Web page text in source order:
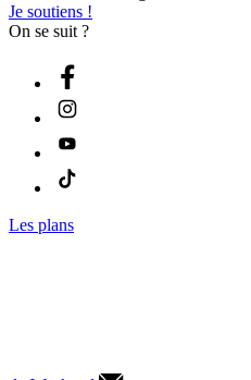
Je soutiens !
On se suit ?
Les plans